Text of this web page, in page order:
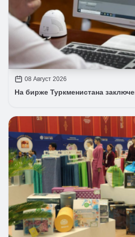
08 Август 2026
На бирже Туркменистана